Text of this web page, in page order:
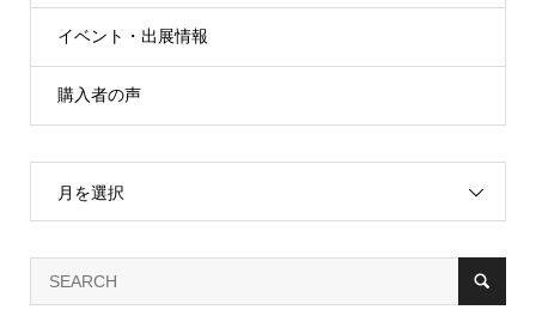
イベント・出展情報
購入者の声
月を選択